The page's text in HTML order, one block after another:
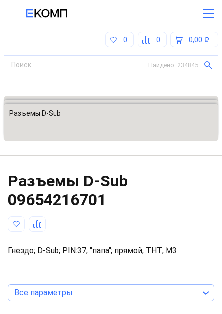
0,00
0
0
Найдено: 234845
Все категории
Разъемы, соединители
Разъемы D-Sub
Разъeмы D-Sub
09654216701
Гнездо; D-Sub; PIN:37; "папа"; прямой; THT; M3
Все параметры